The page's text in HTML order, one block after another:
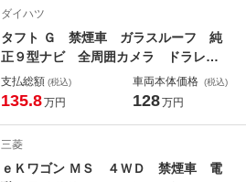
エアコン
ダイハツ
タフト Ｇ 禁煙車 ガラスルーフ 純
正９型ナビ 全周囲カメラ ドラレ
コ ＥＴＣ 衝突軽減装置 シートヒ
ーター ＣＤ／ＤＶＤ／フルセグ Ｂ
ナー
支払総額 (税込)
135.8万円
車両本体価格 (税込)
128万円
三菱
ｅＫワゴン ＭＳ ４ＷＤ 禁煙車 電